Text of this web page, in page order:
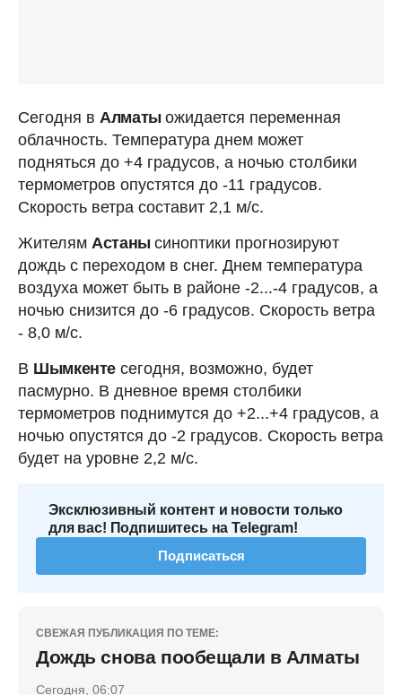
Сегодня в Алматыожидается переменная
облачность. Температура днем может
подняться до +4 градусов, а ночью столбики
термометров опустятся до -11 градусов.
Скорость ветра составит 2,1 м/с.
Жителям Астанысиноптики прогнозируют
дождь с переходом в снег. Днем температура
воздуха может быть в районе -2...-4 градусов, а
ночью снизится до -6 градусов. Скорость ветра
- 8,0 м/с.
В Шымкенте сегодня, возможно, будет
пасмурно. В дневное время столбики
термометров поднимутся до +2...+4 градусов, а
ночью опустятся до -2 градусов. Скорость ветра
будет на уровне 2,2 м/с.
Эксклюзивный контент и новости только
для вас! Подпишитесь на Telegram!
Подписаться
СВЕЖАЯ ПУБЛИКАЦИЯ ПО ТЕМЕ:
Дождь снова пообещали в Алматы
Сегодня, 06:07